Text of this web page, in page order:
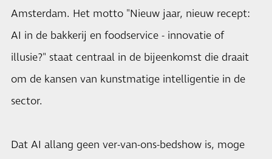
Amsterdam. Het motto "Nieuw jaar, nieuw recept:
AI in de bakkerij en foodservice - innovatie of
illusie?" staat centraal in de bijeenkomst die draait
om de kansen van kunstmatige intelligentie in de
sector.
Dat AI allang geen ver-van-ons-bedshow is, moge